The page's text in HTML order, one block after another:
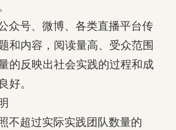
众号、微博、各类直播平台传
和内容，阅读量高、受众范围
的反映出社会实践的过程和成
好。
不超过实际实践团队数量的